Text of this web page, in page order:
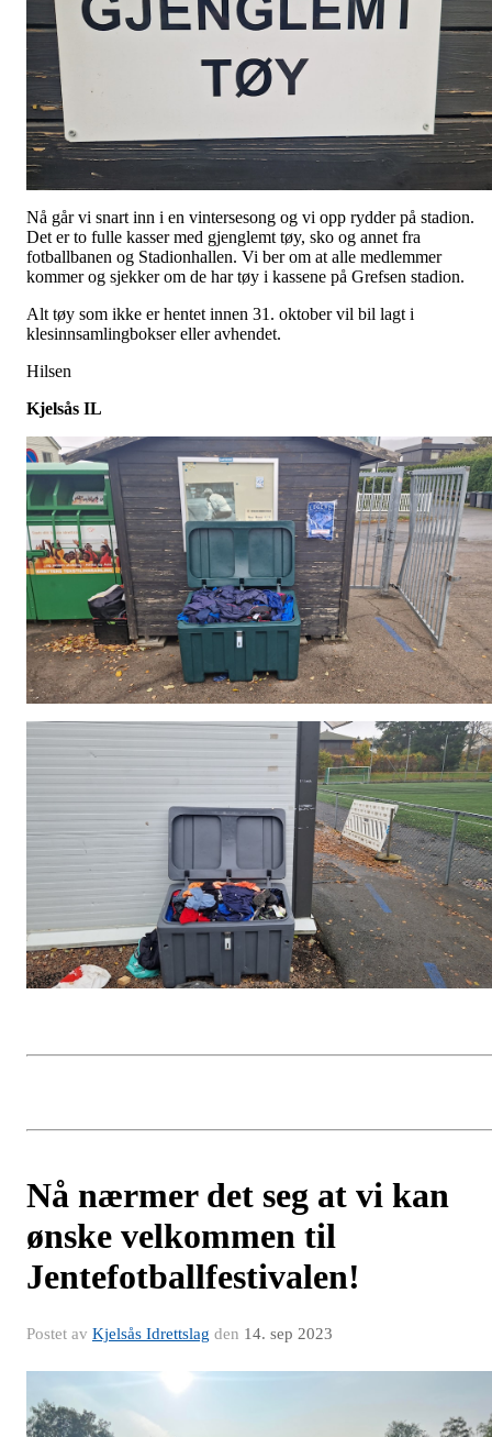
Nå går vi snart inn i en vintersesong og vi opp rydder på stadion.
Det er to fulle kasser med gjenglemt tøy, sko og annet fra
fotballbanen og Stadionhallen. Vi ber om at alle medlemmer
kommer og sjekker om de har tøy i kassene på Grefsen stadion.
Alt tøy som ikke er hentet innen 31. oktober vil bil lagt i
klesinnsamlingbokser eller avhendet.
Hilsen
Kjelsås IL
Nå nærmer det seg at vi kan
ønske velkommen til
Jentefotballfestivalen!
Postet av Kjelsås Idrettslag den 14. sep 2023